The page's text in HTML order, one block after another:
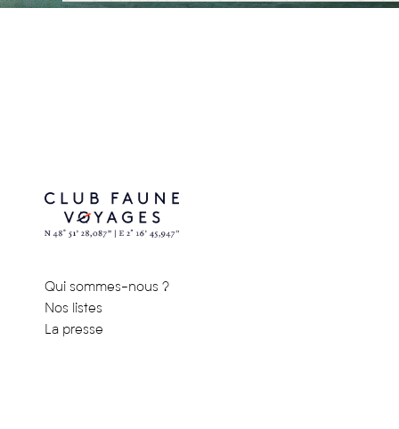
Qui sommes-nous ?
Nos listes
La presse